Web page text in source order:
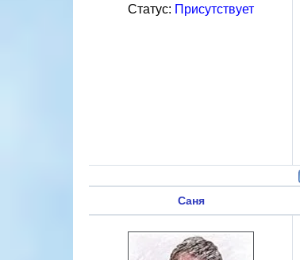
Статус: Присутствует
Саня